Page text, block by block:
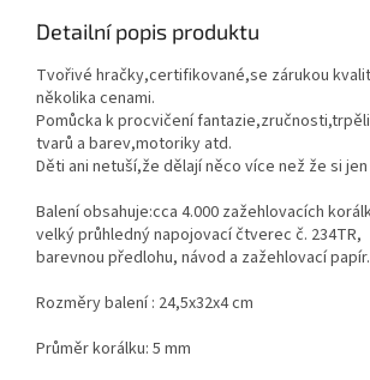
Detailní popis produktu
Tvořivé hračky,certifikované,se zárukou
několika cenami.
Pomůcka k procvičení
tvarů a barev,motoriky atd.
Děti ani netuší,že dělají něco více než že si jen
Balení obsahuje:cca 4.000 zažehlovacích
velký průhledný napojovací čtverec č. 234TR,
barevnou předlohu, návod a zažehlovací papír.
Rozměry balení : 24,5x32x4 cm
Průměr korálku: 5 mm